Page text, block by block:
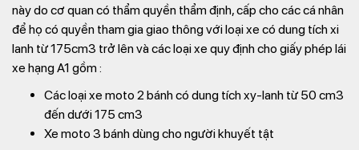
này do cơ quan có thẩm quyền thẩm định, cấp cho các cá nhân
để họ có quyền tham gia giao thông với loại xe có dung tích xi
lanh từ 175cm3 trở lên và các loại xe quy định cho giấy phép lái
xe hạng A1 gồm :
Các loại xe moto 2 bánh có dung tích xy-lanh từ 50 cm3
đến dưới 175 cm3
Xe moto 3 bánh dùng cho người khuyết tật